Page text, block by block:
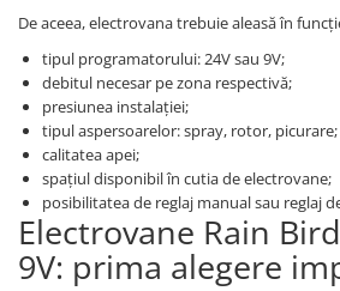
De aceea, electrovana trebuie aleasă în
tipul programatorului: 24V sau 9V;
debitul necesar pe zona respectivă;
presiunea instalației;
tipul aspersoarelor: spray, rotor, picurare;
calitatea apei;
spațiul disponibil în cutia de electrovane;
posibilitatea de reglaj manual sau reglaj
Electrovane Rain
9V: prima alegere